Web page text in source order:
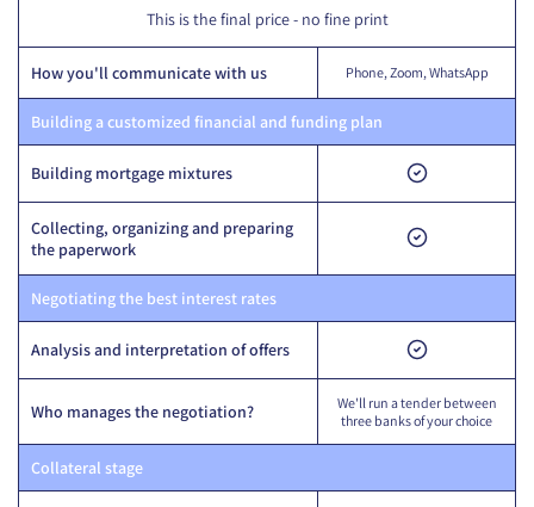
This is the final price - no fine print
How you'll communicate with us Phone, Zoom, WhatsApp
Building a customized financial and funding plan
Building mortgage mixtures
Collecting, organizing and preparing
the paperwork
Negotiating the best interest rates
Analysis and interpretation of offers
Who manages the negotiation?
We'll run a tender between
three banks of your choice
Collateral stage